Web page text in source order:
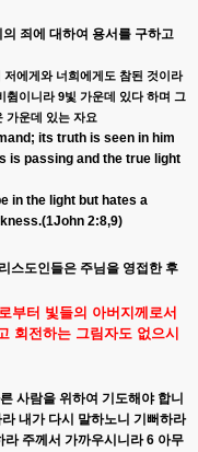
죄에 대하여 용서를 구하고
저에게와 너희에게도 참된 것이라
췸이니라9빛 가운데 있다 하며 그
가운데 있는 자요
its truth is seen in him
is passing and the true light
in the light but hates a
2:8,9)
스도인들은 주님을 영접한 후
부터 빛들의 아버지께로서
회전하는 그림자도 없으시
사람을 위하여 기도해야 합니
내가 다시 말하노니 기뻐하라
라 주께서 가까우시니라6 아무